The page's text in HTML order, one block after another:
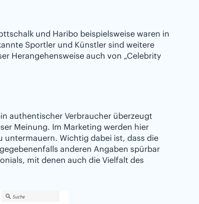
und Haribo beispielsweise waren in
Sportler und Künstler sind weitere
Herangehensweise auch von „Celebrity
authentischer Verbraucher überzeugt
Meinung. Im Marketing werden hier
Wichtig dabei ist, dass die
anderen Angaben spürbar
mit denen auch die Vielfalt des